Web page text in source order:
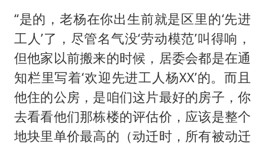
“是的，老杨在你出生前就是区里的‘先进
工人’了，尽管名气没‘劳动模范’叫得响，
但他家以前搬来的时候，居委会都是在通
知栏里写着‘欢迎先进工人杨XX’的。而且
他住的公房，是咱们这片最好的房子，你
去看看他们那栋楼的评估价，应该是整个
地块里单价最高的（动迁时，所有被动迁